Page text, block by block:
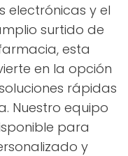
electrónicas y el
surtido de
esta
en la opción
rápidas
Nuestro equipo
para
y